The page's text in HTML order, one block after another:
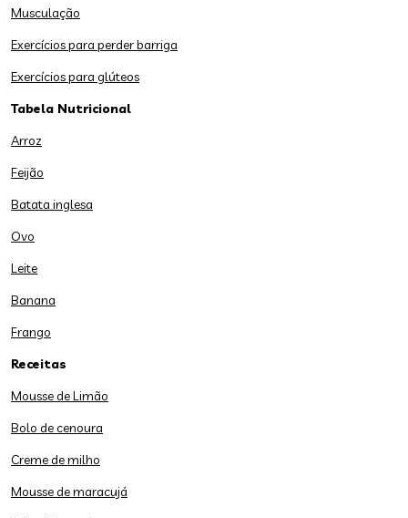
Musculação
Exercícios para perder barriga
Exercícios para glúteos
Tabela Nutricional
Arroz
Feijão
Batata inglesa
Ovo
Leite
Banana
Frango
Receitas
Mousse de Limão
Bolo de cenoura
Creme de milho
Mousse de maracujá